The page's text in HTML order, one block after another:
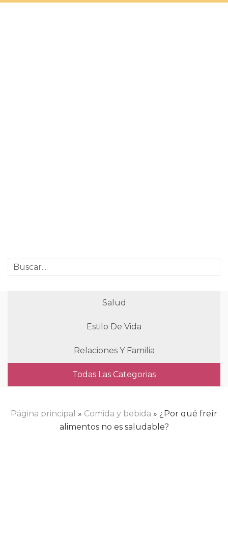
Salud
Estilo De Vida
Relaciones Y Familia
Todas Las Categorias
Página principal » Comida y bebida » ¿Por qué freír
alimentos no es saludable?